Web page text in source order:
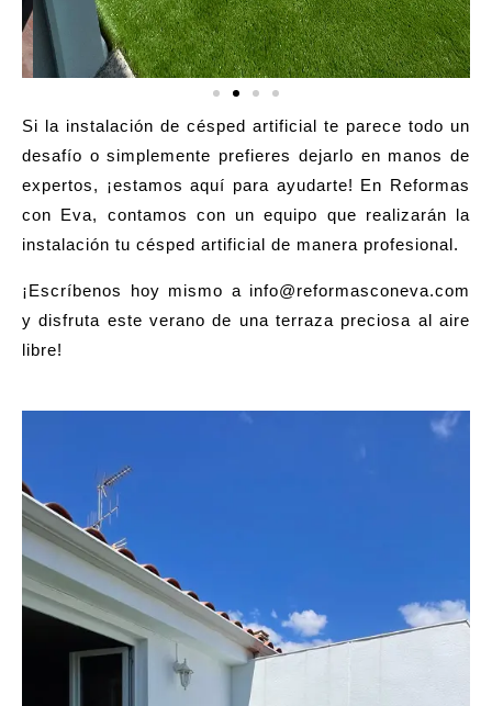
Si la instalación de césped artificial te parece todo un
desafío o simplemente prefieres dejarlo en manos de
expertos, ¡estamos aquí para ayudarte! En Reformas
con Eva, contamos con un equipo que realizarán la
instalación tu césped artificial de manera profesional.
¡Escríbenos hoy mismo a info@reformasconeva.com
y disfruta este verano de una terraza preciosa al aire
libre!